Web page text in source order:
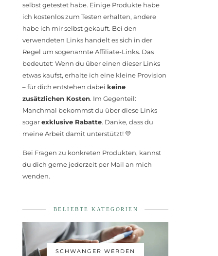
selbst getestet habe. Einige Produkte habe
ich kostenlos zum Testen erhalten, andere
habe ich mir selbst gekauft. Bei den
verwendeten Links handelt es sich in der
Regel um sogenannte Affiliate-Links. Das
bedeutet: Wenn du über einen dieser Links
etwas kaufst, erhalte ich eine kleine Provision
– für dich entstehen dabei keine
zusätzlichen Kosten. Im Gegenteil:
Manchmal bekommst du über diese Links
sogarexklusive Rabatte. Danke, dass du
meine Arbeit damit unterstützt! 💛
Bei Fragen zu konkreten Produkten, kannst
du dich gerne jederzeit per Mail an mich
wenden.
BELIEBTE KATEGORIEN
SCHWANGER WERDEN